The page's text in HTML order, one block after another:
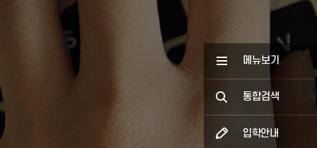
메뉴보기
통합검색
입학안내